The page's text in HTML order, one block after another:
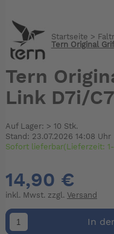
Startseite >
Tern Original
Tern
Link D7i/
Auf Lager: > 10 Stk.
Stand: 23.07.2026 14:08 Uhr
Sofort lieferbar(Lieferzeit:
14,90 €
inkl. Mwst. zzgl. Versand
In